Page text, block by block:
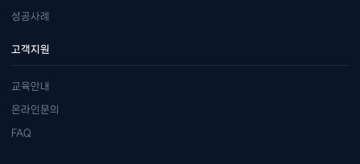
성공사례
고객지원
교육안내
온라인문의
FAQ